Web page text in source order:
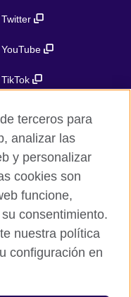
Twitter
YouTube
TikTok
terceros para
analizar las
y personalizar
cookies son
funcione,
consentimiento.
nuestra política
configuración en